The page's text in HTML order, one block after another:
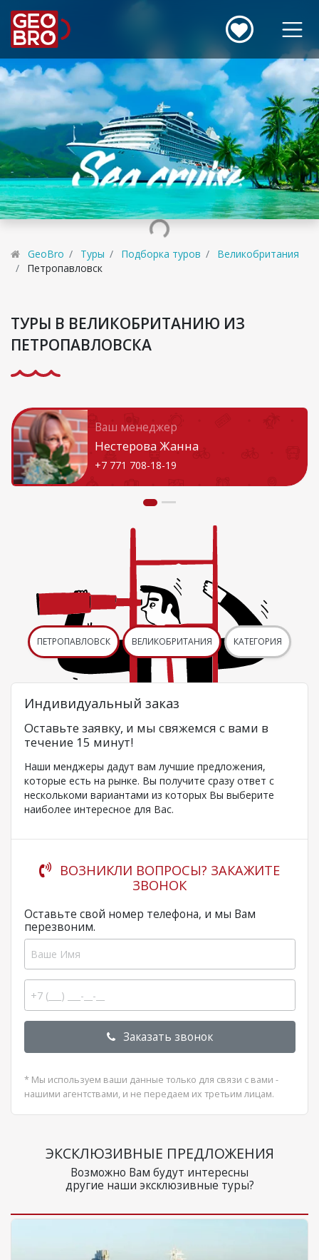
GeoBro Туры Подборка туров
Великобритания
Петропавловск
ТУРЫ В ВЕЛИКОБРИТАНИЮ ИЗ
ПЕТРОПАВЛОВСКА
Индивидуальный заказ
Оставьте заявку, и мы свяжемся с вами в
течение 15 минут!
Наши менджеры дадут вам лучшие предложения,
которые есть на рынке. Вы получите сразу ответ с
несколькоми вариантами из которых Вы выберите
наиболее интересное для Вас.
ВОЗНИКЛИ ВОПРОСЫ? ЗАКАЖИТЕ
ЗВОНОК
Оставьте свой номер телефона, и мы Вам
перезвоним.
Заказать звонок
* Мы используем ваши данные только для связи с вами -
нашими агентствами, и не передаем их третьим лицам.
ЭКСКЛЮЗИВНЫЕ ПРЕДЛОЖЕНИЯ
Возможно Вам будут интересны
другие наши эксклюзивные туры?
Ваш менеджер
Нестерова Жанна
+7 771 708-18-19
ПЕТРОПАВЛОВСК ВЕЛИКОБРИТАНИЯ КАТЕГОРИЯ